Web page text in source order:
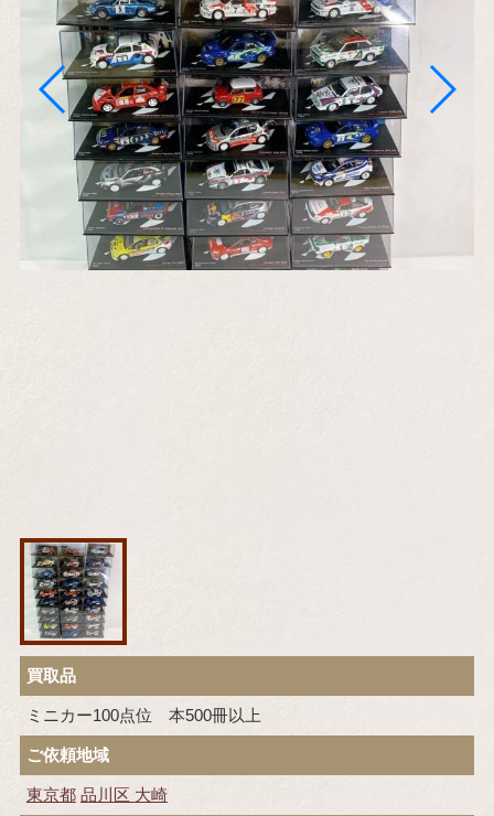
買取品
ミニカー100点位 本500冊以上
ご依頼地域
東京都 品川区 大崎